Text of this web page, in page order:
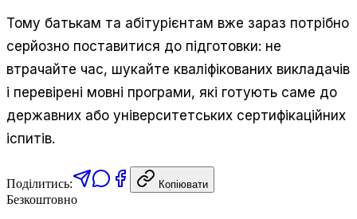
Тому батькам та абітурієнтам вже зараз потрібно
серйозно поставитися до підготовки: не
втрачайте час, шукайте кваліфікованих викладачів
і перевірені мовні програми, які готують саме до
державних або університетських сертифікаційних
іспитів.
Поділитись: Копіювати
Безкоштовно